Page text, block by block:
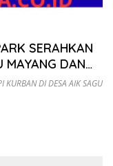
SERAHKAN
MAYANG DAN
KURBAN DI DESA AIK SAGU